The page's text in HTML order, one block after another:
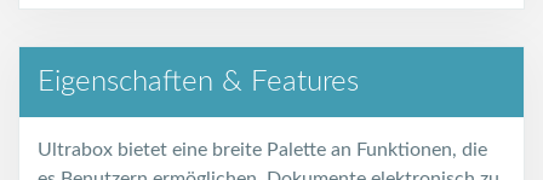
Eigenschaften & Features
Ultrabox bietet eine breite Palette an Funktionen, die